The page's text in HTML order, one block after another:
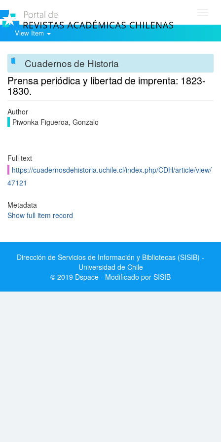
View Item
Cuadernos de Historia
Prensa periódica y libertad de imprenta: 1823-
1830.
Author
Piwonka Figueroa, Gonzalo
Full text
https://cuadernosdehistoria.uchile.cl/index.php/CDH/article/view/
47121
Metadata
Show full item record
Dirección de Servicios de Información y Bibliotecas (SISIB) -
Universidad de Chile
© 2019 Dspace - Modificado por SISIB